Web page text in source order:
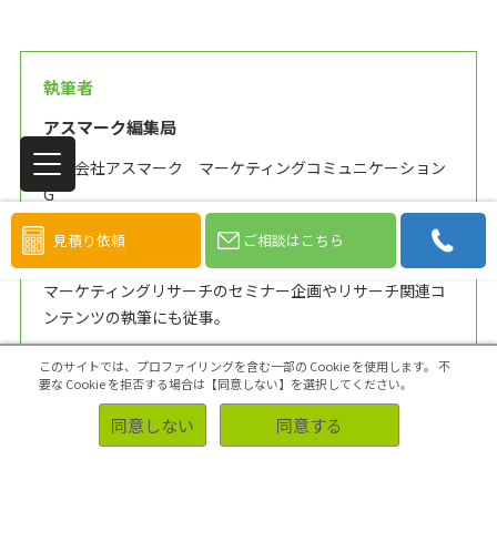
執筆者
アスマーク編集局
株式会社アスマーク マーケティングコミュニケーション
G
アスマークのHPコンテンツ全ての監修を担い、新しいリサ
ーチソリューションの開発やブランディングにも携わる。
マーケティングリサーチのセミナー企画やリサーチ関連コ
ンテンツの執筆にも従事。
監修：アスマーク マーケティングコミュニケーションG
アスマークの編集ポリシー
見積り依頼 ご相談はこちら
このサイトでは、プロファイリングを含む一部の Cookie を使用します。 不
要な Cookie を拒否する場合は【同意しない】を選択してください。
同意しない 同意する